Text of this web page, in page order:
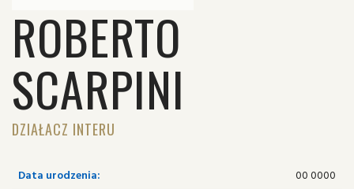
ROBERTO
SCARPINI
DZIAŁACZ INTERU
Data urodzenia:
00 0000